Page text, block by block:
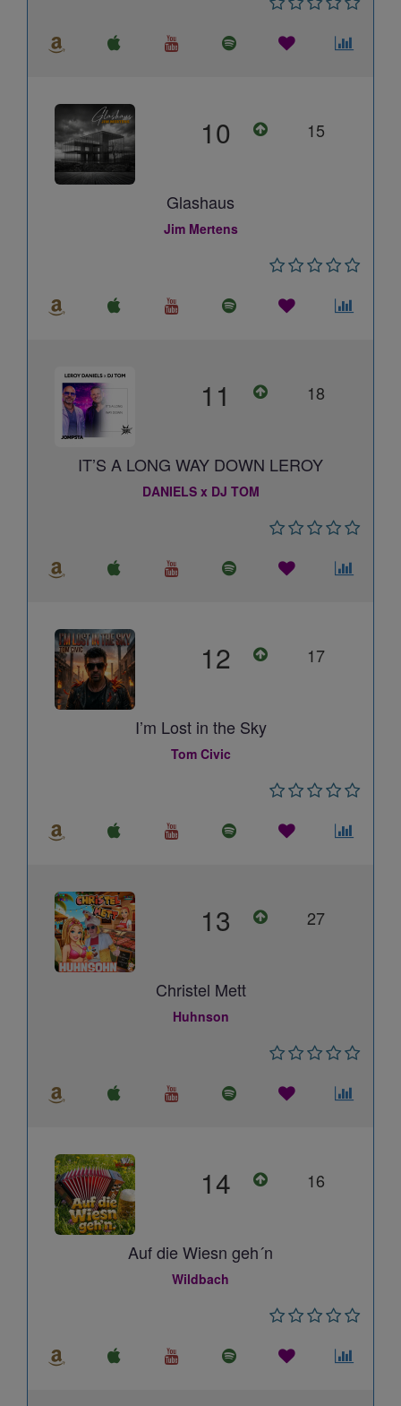
10 15
Glashaus
Jim Mertens
11 18
IT’S A LONG WAY DOWN LEROY
DANIELS x DJ TOM
12 17
I’m Lost in the Sky
Tom Civic
13 27
Christel Mett
Huhnson
14 16
Auf die Wiesn geh´n
Wildbach